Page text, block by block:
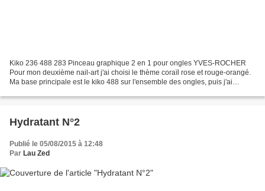
Kiko 236 488 283 Pinceau graphique 2 en 1 pour ongles YVES-ROCHER
Pour mon deuxième nail-art j'ai choisi le thème coraïl rose et rouge-orangé.
Ma base principale est le kiko 488 sur l'ensemble des ongles, puis j'ai
Hydratant N°2
Publié le 05/08/2015 à 12:48
Par Lau Zed